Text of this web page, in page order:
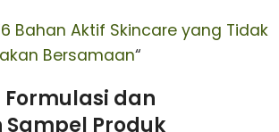
6 Bahan Aktif Skincare yang Tidak
Bersamaan“
dan
Produk